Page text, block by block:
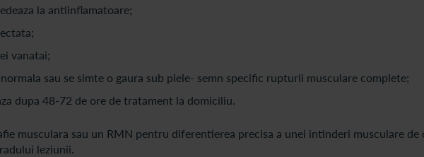
la antiinflamatoare;
vanatai;
sau se simte o gaura sub piele- semn specific rupturii musculare complete;
dupa 48-72 de ore de tratament la domiciliu.
musculara sau un RMN pentru diferentierea precisa a unei intinderi musculare de
leziunii.